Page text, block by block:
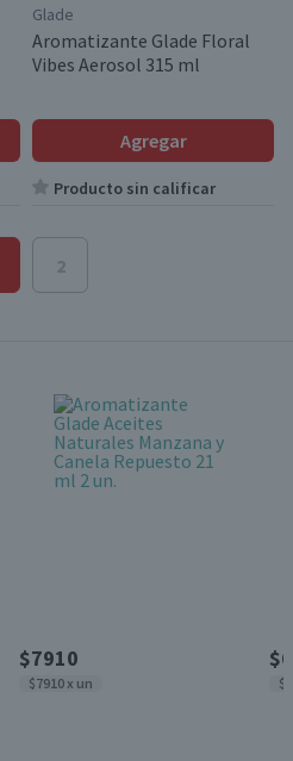
Glade
Aromatizante Glade Floral
Vibes Aerosol 315 ml
Agregar
Producto sin calificar
2
$7910
$7910 x un